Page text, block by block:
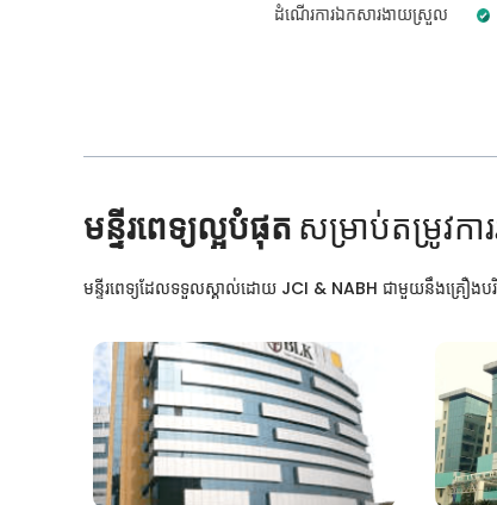
ដំណើរការឯកសារងាយស្រួល
មន្ទីរពេទ្យល្អបំផុត សម្រាប់តម្រូវកា
មន្ទីរពេទ្យដែលទទួលស្គាល់ដោយ JCI & NABH ជាមួយនឹងគ្រឿងបរិក្